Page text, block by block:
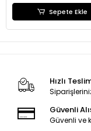
Sepete Ekle
Hızlı
Güvenli
Güvenli ve